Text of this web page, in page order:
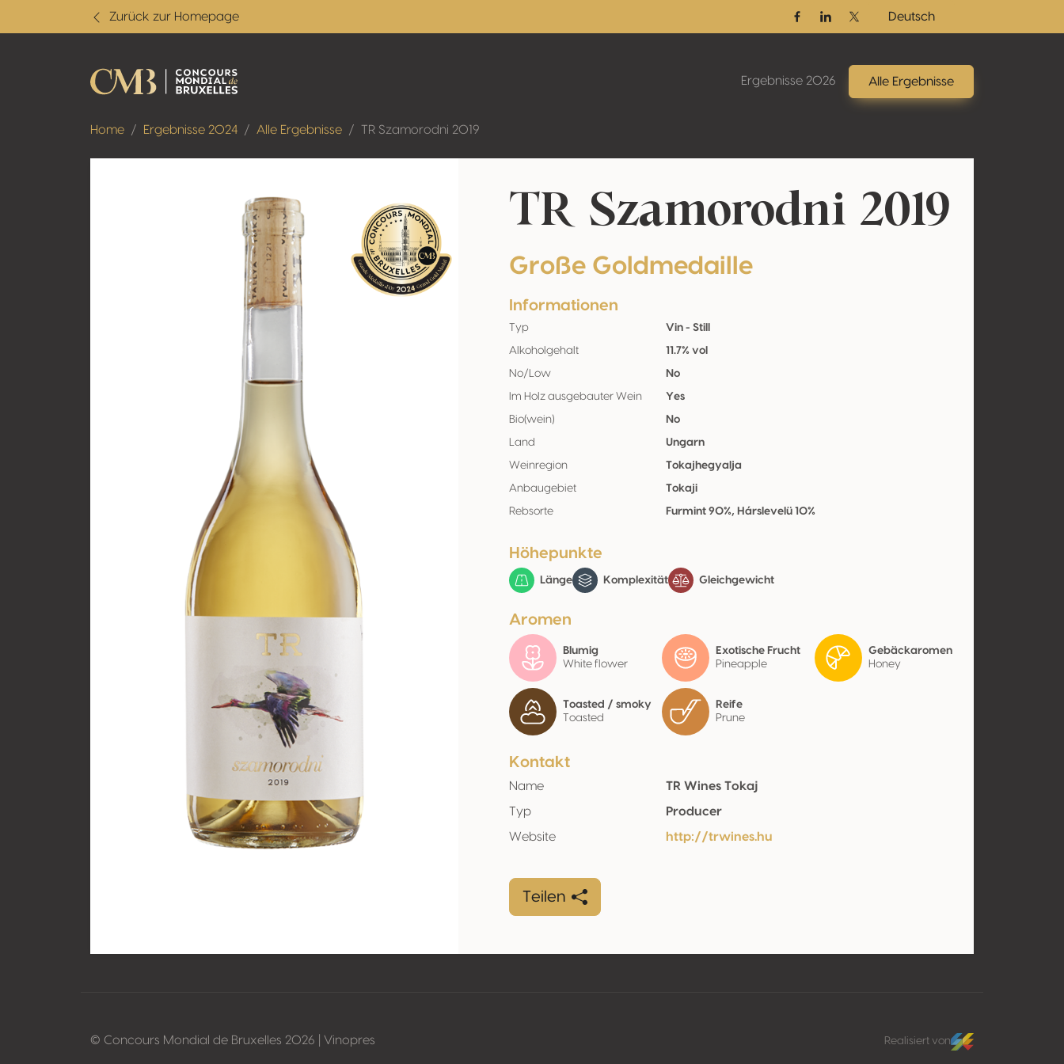
Zurück zur Homepage
FacebookLinkedinTwitter / X
Deutsch
Ergebnisse 2026 Alle Ergebnisse
Home Ergebnisse 2024 Alle Ergebnisse TR Szamorodni 2019
TR Szamorodni 2019
Große Goldmedaille
Informationen
Typ Vin - Still
Alkoholgehalt 11.7% vol
No/Low No
Im Holz ausgebauter Wein Yes
Bio(wein) No
Land Ungarn
Weinregion Tokajhegyalja
Anbaugebiet Tokaji
Rebsorte Furmint 90%, Hárslevelü 10%
Höhepunkte
Länge Komplexität Gleichgewicht
Aromen
Blumig
White flower
Exotische Frucht
Pineapple
Gebäckaromen
Honey
Toasted / smoky
Toasted
Reife
Prune
Kontakt
Name
TR Wines Tokaj
Typ
Producer
Website
http://trwines.hu
Teilen
© Concours Mondial de Bruxelles 2026 | Vinopres Realisiert von